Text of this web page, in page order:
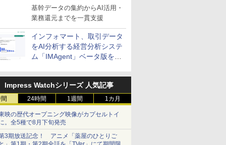
基幹データの集約からAI活用・
業務還元までを一貫支援
インフォマート、取引データ
をAI分析する経営分析システ
ム「IMAgent」ベータ版を提
Impress Watchシリーズ 人気記事
24時間 1週間 1カ月
映の歴代オープニング映像がカプセルトイ
。全5種で8月下旬発売
3期放送記念！ アニメ「薬屋のひとりご